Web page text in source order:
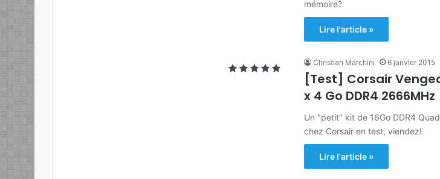
mémoire?
Lire l'article »
Christian Marchini 6 janvier 2015
[Test] Corsair
x 4 Go DDR4 2666MHz
Un "petit" kit de 16Go DDR4
chez Corsair en test, viendez!
Lire l'article »